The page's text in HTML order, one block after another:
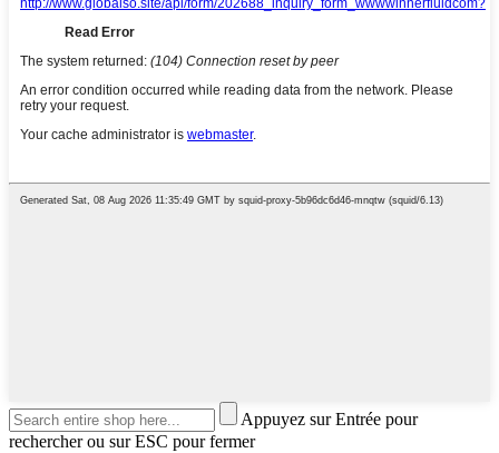
Appuyez sur Entrée pour
rechercher ou sur ESC pour fermer